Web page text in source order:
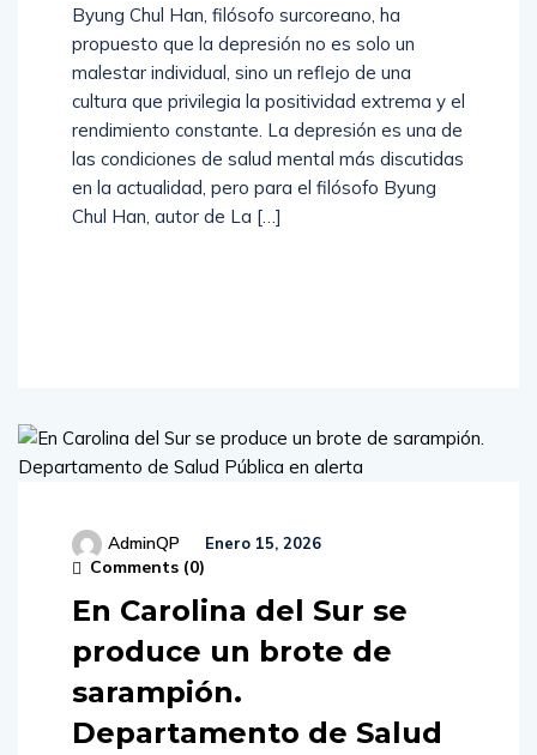
Byung Chul Han, filósofo surcoreano, ha
propuesto que la depresión no es solo un
malestar individual, sino un reflejo de una
cultura que privilegia la positividad extrema y el
rendimiento constante. La depresión es una de
las condiciones de salud mental más discutidas
en la actualidad, pero para el filósofo Byung
Chul Han, autor de La […]
AdminQP Enero 15, 2026
Comments (0)
En Carolina del Sur se
produce un brote de
sarampión.
Departamento de Salud